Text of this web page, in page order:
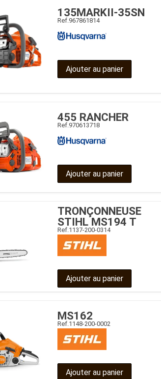
Plateau
Remorque bagagere
Sécateur
Perche sécateur
135MARKII-35SN
Ref.967861814
Ajouter au panier
455 RANCHER
Ref.970613718
Ajouter au panier
TRONÇONNEUSE
STIHL MS194 T
Ref.1137-200-0314
Ajouter au panier
MS162
Ref.1148-200-0002
Ajouter au panier